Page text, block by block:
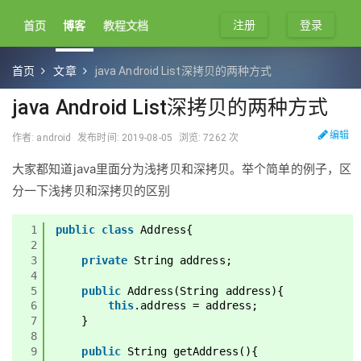
首页 博客 教程文档 登录
注册
首页 文章 java Android List深拷贝的两种方式
java Android List深拷贝的两种方式
作者: android 发布时间: 2019-08-05 浏览: 7262 次 编辑
大家都知道java里面分为浅拷贝和深拷贝。举个简单的例子，区
分一下浅拷贝和深拷贝的区别
1
2
3
4
5
6
7
8
9
public class Address{
private String address;
public Address(String address){
this.address = address;
}
public String getAddress(){